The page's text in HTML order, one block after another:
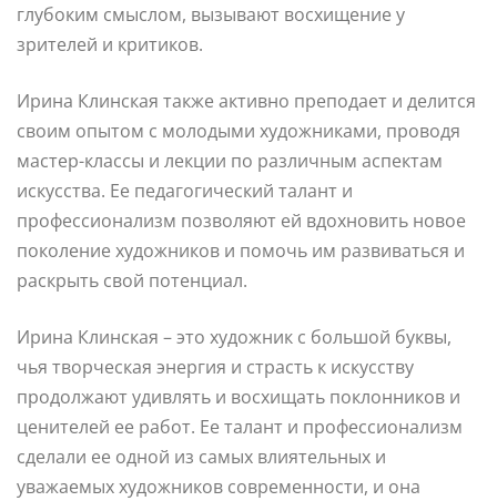
глубоким смыслом, вызывают восхищение у
зрителей и критиков.
Ирина Клинская также активно преподает и делится
своим опытом с молодыми художниками, проводя
мастер-классы и лекции по различным аспектам
искусства. Ее педагогический талант и
профессионализм позволяют ей вдохновить новое
поколение художников и помочь им развиваться и
раскрыть свой потенциал.
Ирина Клинская – это художник с большой буквы,
чья творческая энергия и страсть к искусству
продолжают удивлять и восхищать поклонников и
ценителей ее работ. Ее талант и профессионализм
сделали ее одной из самых влиятельных и
уважаемых художников современности, и она